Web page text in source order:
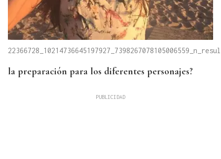
la preparación para los diferentes personajes?